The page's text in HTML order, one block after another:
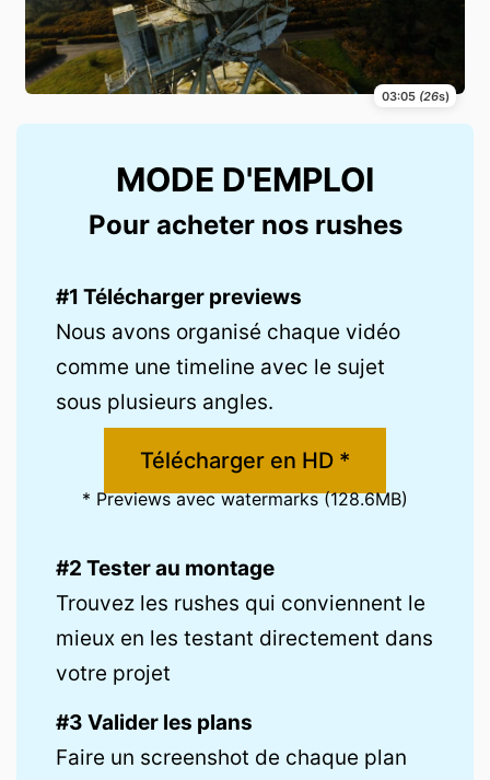
03:05 (26s)
MODE D'EMPLOI
Pour acheter nos rushes
#1 Télécharger previews
Nous avons organisé chaque vidéo
comme une timeline avec le sujet
sous plusieurs angles.
Télécharger en HD *
* Previews avec watermarks (128.6MB)
#2 Tester au montage
Trouvez les rushes qui conviennent le
mieux en les testant directement dans
votre projet
#3 Valider les plans
Faire un screenshot de chaque plan